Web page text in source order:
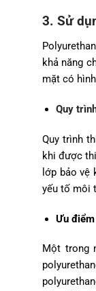
3. Sử
khả năng
mặt có
Quy
Quy trình
khi được
lớp bảo vệ
yếu tố môi
Ưu
Một trong